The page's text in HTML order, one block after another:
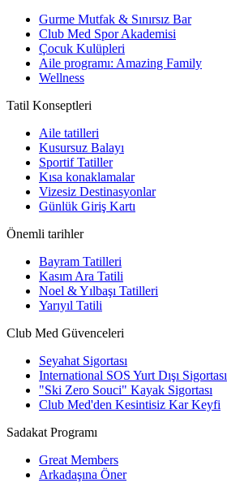
Gurme Mutfak & Sınırsız Bar
Club Med Spor Akademisi
Çocuk Kulüpleri
Aile programı: Amazing Family
Wellness
Tatil Konseptleri
Aile tatilleri
Kusursuz Balayı
Sportif Tatiller
Kısa konaklamalar
Vizesiz Destinasyonlar
Günlük Giriş Kartı
Önemli tarihler
Bayram Tatilleri
Kasım Ara Tatili
Noel & Yılbaşı Tatilleri
Yarıyıl Tatili
Club Med Güvenceleri
Seyahat Sigortası
International SOS Yurt Dışı Sigortası
"Ski Zero Souci" Kayak Sigortası
Club Med'den Kesintisiz Kar Keyfi
Sadakat Programı
Great Members
Arkadaşına Öner